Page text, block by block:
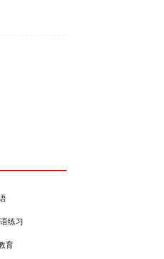
练习
育